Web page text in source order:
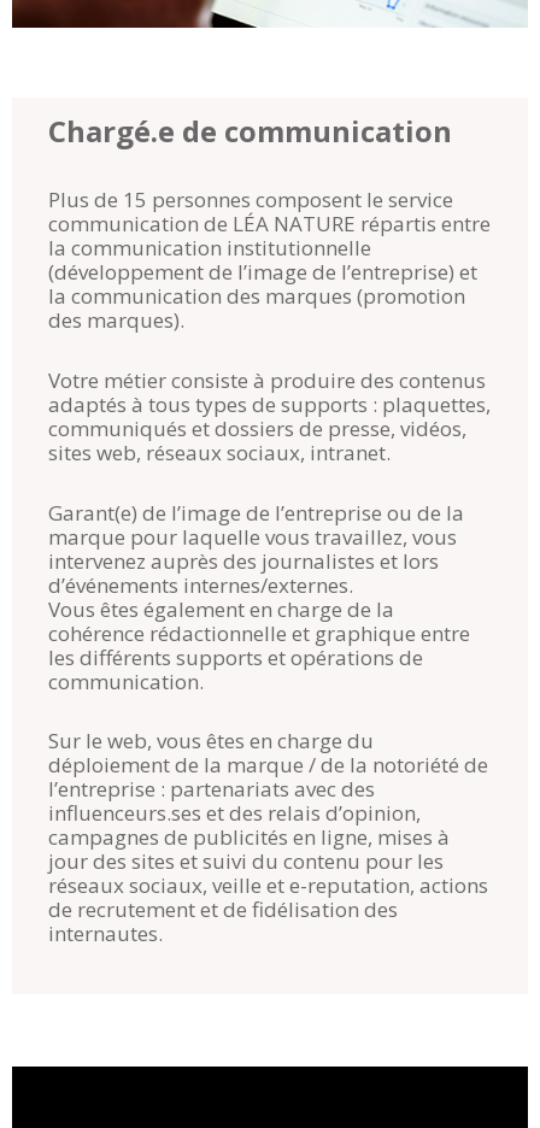
Chargé.e de communication
Plus de 15 personnes composent le service
communication de LÉA NATURE répartis entre
la communication institutionnelle
(développement de l’image de l’entreprise) et
la communication des marques (promotion
des marques).
Votre métier consiste à produire des contenus
adaptés à tous types de supports : plaquettes,
communiqués et dossiers de presse, vidéos,
sites web, réseaux sociaux, intranet.
Garant(e) de l’image de l’entreprise ou de la
marque pour laquelle vous travaillez, vous
intervenez auprès des journalistes et lors
d’événements internes/externes.
Vous êtes également en charge de la
cohérence rédactionnelle et graphique entre
les différents supports et opérations de
communication.
Sur le web, vous êtes en charge du
déploiement de la marque / de la notoriété de
l’entreprise : partenariats avec des
influenceurs.ses et des relais d’opinion,
campagnes de publicités en ligne, mises à
jour des sites et suivi du contenu pour les
réseaux sociaux, veille et e-reputation, actions
de recrutement et de fidélisation des
internautes.